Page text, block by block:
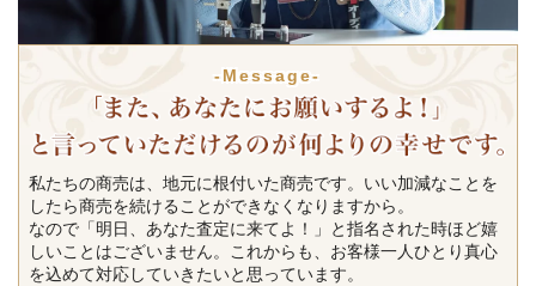
-Message-
私たちの商売は、地元に根付いた商売です。いい加減なことを
したら商売を続けることができなくなりますから。
なので「明日、あなた査定に来てよ！」と指名された時ほど嬉
しいことはございません。これからも、お客様一人ひとり真心
を込めて対応していきたいと思っています。